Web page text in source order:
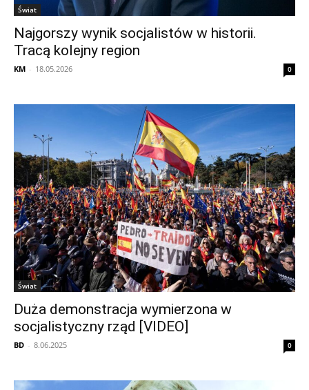
Świat
Najgorszy wynik socjalistów w historii.
Tracą kolejny region
KM - 18.05.2026 0
Świat
Duża demonstracja wymierzona w
socjalistyczny rząd [VIDEO]
BD - 8.06.2025 0